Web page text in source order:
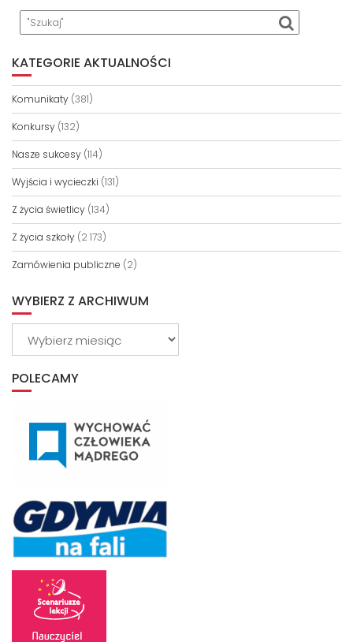
KATEGORIE AKTUALNOŚCI
Komunikaty (381)
Konkursy (132)
Nasze sukcesy (114)
Wyjścia i wycieczki (131)
Z życia świetlicy (134)
Z życia szkoły (2 173)
Zamówienia publiczne (2)
WYBIERZ Z ARCHIWUM
POLECAMY